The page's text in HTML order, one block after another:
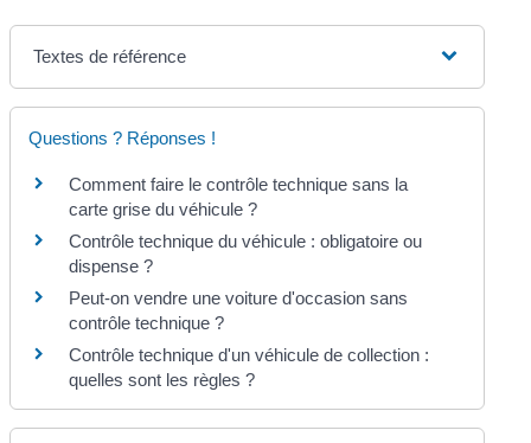
Textes de référence
Questions ? Réponses !
Comment faire le contrôle technique sans la
carte grise du véhicule ?
Contrôle technique du véhicule : obligatoire ou
dispense ?
Peut-on vendre une voiture d'occasion sans
contrôle technique ?
Contrôle technique d'un véhicule de collection :
quelles sont les règles ?